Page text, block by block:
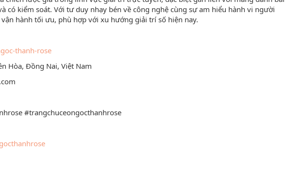
có kiểm soát. Với tư duy nhạy bén về công nghệ cùng sự am hiểu hành vi người
hành tối ưu, phù hợp với xu hướng giải trí số hiện nay.
thanh-rose
Hòa, Đồng Nai, Việt Nam
#trangchuceongocthanhrose